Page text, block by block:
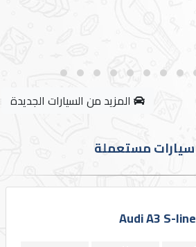
المزيد من السيارات الجديدة
سيارات مستعملة
Audi A3 S-line